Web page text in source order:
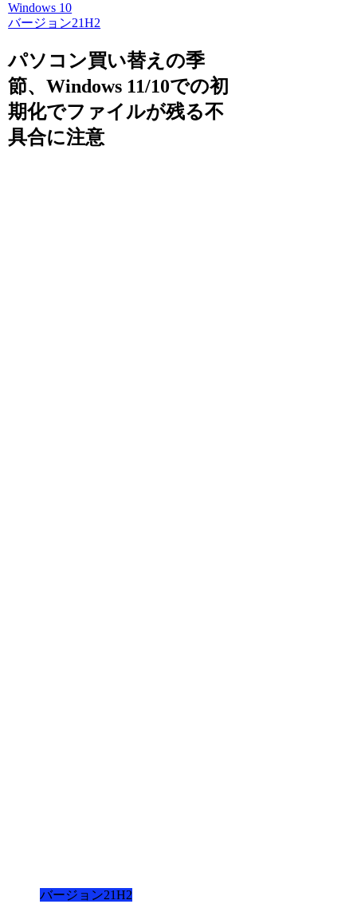
Windows 10
バージョン21H2
パソコン買い替えの季
節、Windows 11/10での初
期化でファイルが残る不
具合に注意
バージョン21H2